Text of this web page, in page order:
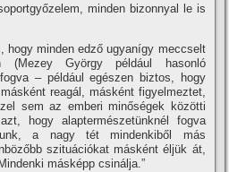
minden bizonnyal le is
hogy minden edző ugyaní­gy meccselt
(Mezey György például hasonló
– például egészen biztos, hogy
reagál, másként figyelmeztet,
sem az emberi minőségek közötti
hogy alaptermészetünknél fogva
a nagy tét mindenkiből más
szituációkat másként éljük át,
másképp csinálja.”